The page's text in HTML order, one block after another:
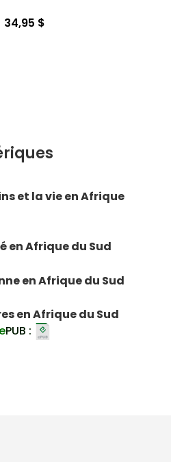
34,95 $
et la vie en Afrique
en Afrique du Sud
en Afrique du Sud
en Afrique du Sud
ePUB :